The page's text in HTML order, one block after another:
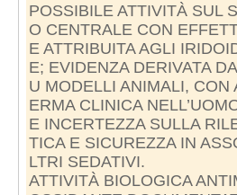
POSSIBILE ATTIVITÀ SUL
O CENTRALE CON
E ATTRIBUITA AGLI
E; EVIDENZA DERIVATA
U MODELLI ANIMALI, CON
ERMA CLINICA
E INCERTEZZA SULLA
TICA E SICUREZZA IN
LTRI SEDATIVI.
ATTIVITÀ BIOLOGICA